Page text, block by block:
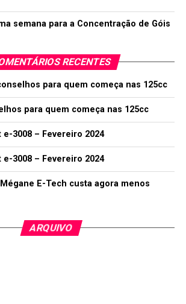
semana para a Concentração de Góis
RECENTES
para quem começa nas 125cc
para quem começa nas 125cc
e-3008 – Fevereiro 2024
e-3008 – Fevereiro 2024
E-Tech custa agora menos
ARQUIVO